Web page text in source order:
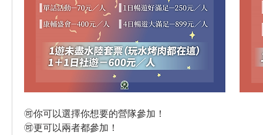
🉑️你可以選擇你想要的營隊參加！
🉑️更可以兩者都參加！